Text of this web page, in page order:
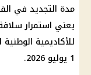
مدة التجديد في
يعني استمرار
للأكاديمية
1 يوليو 2026.